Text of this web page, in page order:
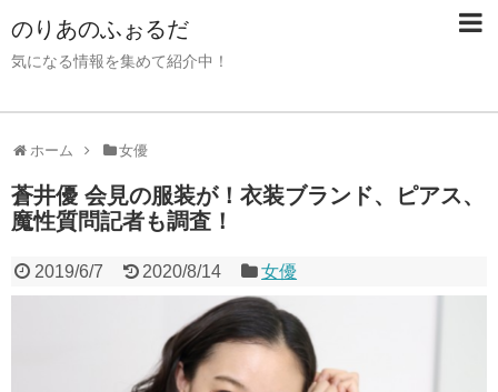
のりあのふぉるだ
気になる情報を集めて紹介中！
ホーム 女優
蒼井優 会見の服装が！衣装ブランド、ピアス、
魔性質問記者も調査！
2019/6/7 2020/8/14 女優